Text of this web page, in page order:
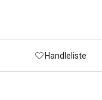
Handleliste